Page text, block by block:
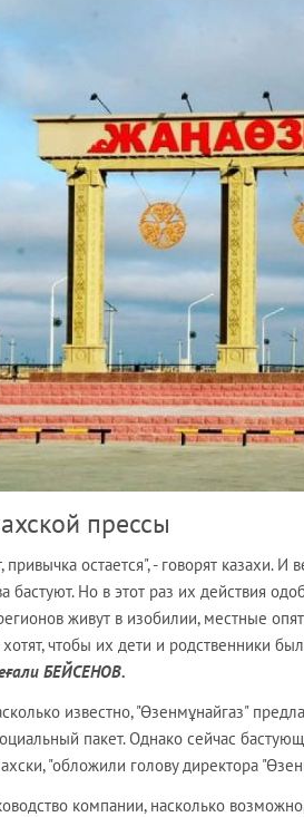
прессы
привычка остается", - говорят казахи.
бастуют. Но в этот раз их действия
живут в изобилии, местные
чтобы их дети и родственники
БЕЙСЕНОВ.
известно, "Өзенмұнайгаз"
пакет. Однако сейчас
"обложили голову директора
компании, насколько